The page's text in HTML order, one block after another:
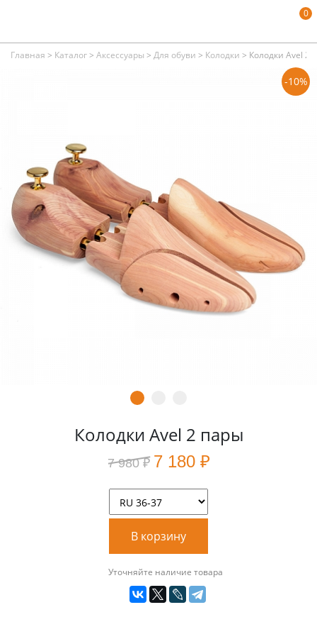
0
Главная > Каталог> Аксессуары > Для обуви > Колодки > Колодки Avel 2
-10%
Колодки Avel 2 пары
7 980 ₽ 7 180 ₽
В корзину
Уточняйте наличие товара